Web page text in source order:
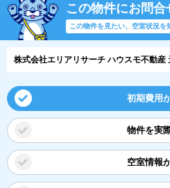
この物件にお問合
この物件を見たい、空室状況を
株式会社エリアリサーチ ハウスモ不動産
初期費用
物件を実
空室情報